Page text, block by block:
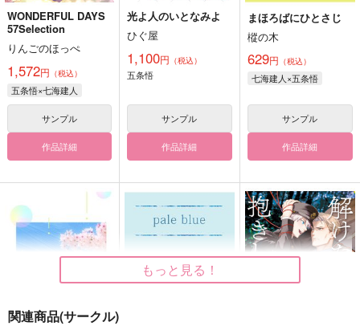
WONDERFUL DAYS
57Selection
りんごのほっぺ
1,572円 （税込）
五条悟×七海建人
サンプル
作品詳細
光よ人のいとなみよ
ひぐ屋
1,100円 （税込）
五条悟
サンプル
作品詳細
まほろばにひとさじ
樅の木
629円 （税込）
七海建人×五条悟
サンプル
作品詳細
もっと見る！
関連商品(サークル)